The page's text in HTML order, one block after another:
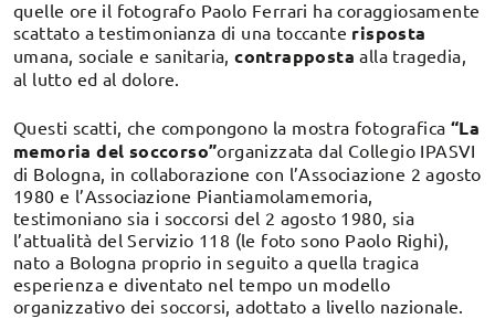
quelle ore il fotografo Paolo Ferrari ha coraggiosamente
scattato a testimonianza di una toccante risposta
umana, sociale e sanitaria,contrapposta alla tragedia,
al lutto ed al dolore.
Questi scatti, che compongono la mostra fotografica “La
memoria del soccorso”organizzata dal Collegio IPASVI
di Bologna, in collaborazione con l’Associazione 2 agosto
1980 e l’Associazione Piantiamolamemoria,
testimoniano sia i soccorsi del 2 agosto 1980, sia
l’attualità del Servizio 118 (le foto sono Paolo Righi),
nato a Bologna proprio in seguito a quella tragica
esperienza e diventato nel tempo un modello
organizzativo dei soccorsi, adottato a livello nazionale.